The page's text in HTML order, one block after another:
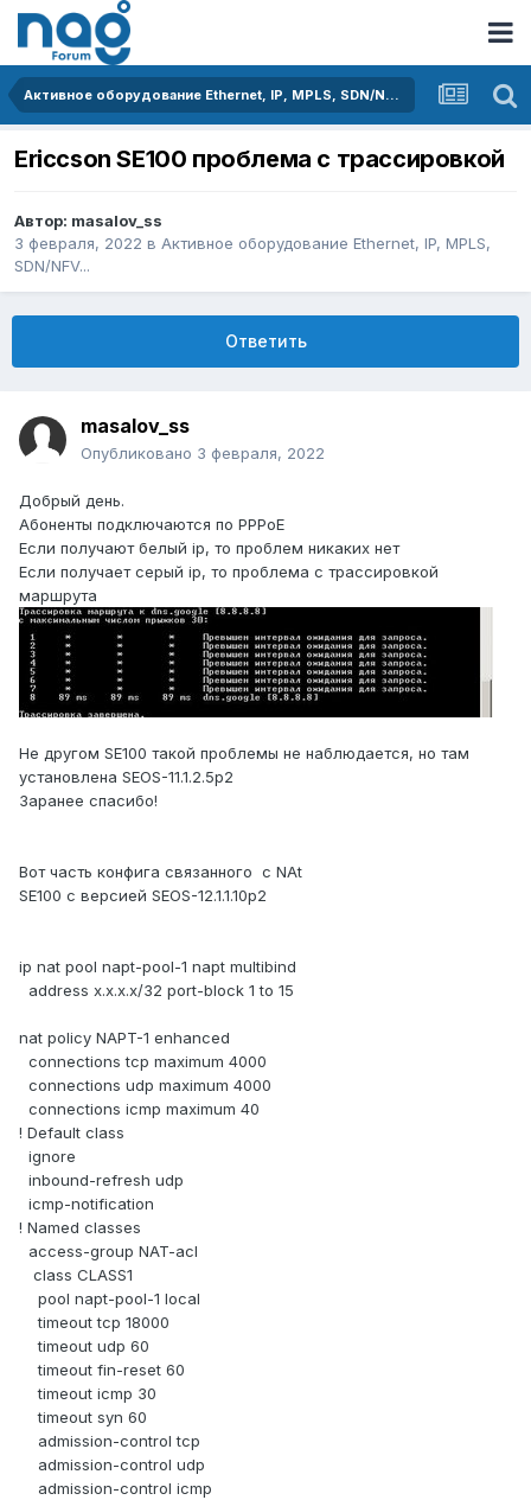
Активное оборудование Ethernet, IP, MPLS, SDN/NFV...
Ericcson SE100 проблема с трассировкой
Автор: masalov_ss
3 февраля, 2022 в Активное оборудование Ethernet, IP, MPLS,
SDN/NFV...
Ответить
masalov_ss
Опубликовано 3 февраля, 2022
Добрый день.
Абоненты подключаются по PPPoE
Если получают белый ip, то проблем никаких нет
Если получает серый ip, то проблема с трассировкой
маршрута
Не другом SE100 такой проблемы не наблюдается, но там
установлена SEOS-11.1.2.5p2
Заранее спасибо!
Вот часть конфига связанного с NAt
SE100 с версией SEOS-12.1.1.10p2
ip nat pool napt-pool-1 napt multibind
address x.x.x.x/32 port-block 1 to 15
nat policy NAPT-1 enhanced
connections tcp maximum 4000
connections udp maximum 4000
connections icmp maximum 40
! Default class
ignore
inbound-refresh udp
icmp-notification
! Named classes
access-group NAT-acl
class CLASS1
pool napt-pool-1 local
timeout tcp 18000
timeout udp 60
timeout fin-reset 60
timeout icmp 30
timeout syn 60
admission-control tcp
admission-control udp
admission-control icmp